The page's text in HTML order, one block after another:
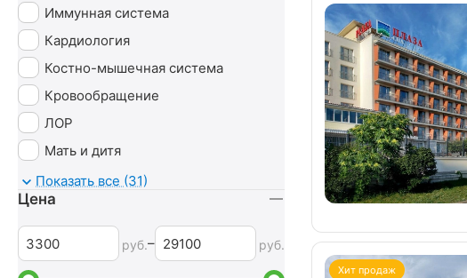
Хит продаж
Иммунная система
Кардиология
Костно-мышечная система
Кровообращение
ЛОР
Мать и дитя
Мочеполовая система
Неврология
Нервная система
Обмен веществ
Показать все (31)
Цена
руб.– руб.